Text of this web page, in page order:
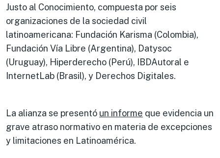
Justo al Conocimiento, compuesta por seis
organizaciones de la sociedad civil
latinoamericana: Fundación Karisma (Colombia),
Fundación Vía Libre (Argentina), Datysoc
(Uruguay), Hiperderecho (Perú), IBDAutoral e
InternetLab (Brasil), y Derechos Digitales.
La alianza se presentó un informe que evidencia un
grave atraso normativo en materia de excepciones
y limitaciones en Latinoamérica.